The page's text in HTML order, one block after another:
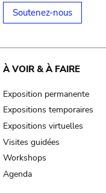
Soutenez-nous
À VOIR & À FAIRE
Exposition permanente
Expositions temporaires
Expositions virtuelles
Visites guidées
Workshops
Agenda